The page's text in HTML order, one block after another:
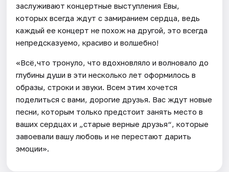
заслуживают концертные выступления Евы,
которых всегда ждут с замиранием сердца, ведь
каждый ее концерт не похож на другой, это всегда
непредсказуемо, красиво и волшебно!
«Всё,что тронуло, что вдохновляло и волновало до
глубины души в эти несколько лет оформилось в
образы, строки и звуки. Всем этим хочется
поделиться с вами, дорогие друзья. Вас ждут новые
песни, которым только предстоит занять место в
ваших сердцах и „старые верные друзья“, которые
завоевали вашу любовь и не перестают дарить
эмоции».